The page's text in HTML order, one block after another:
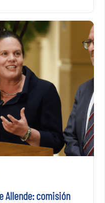
Allende: comisión